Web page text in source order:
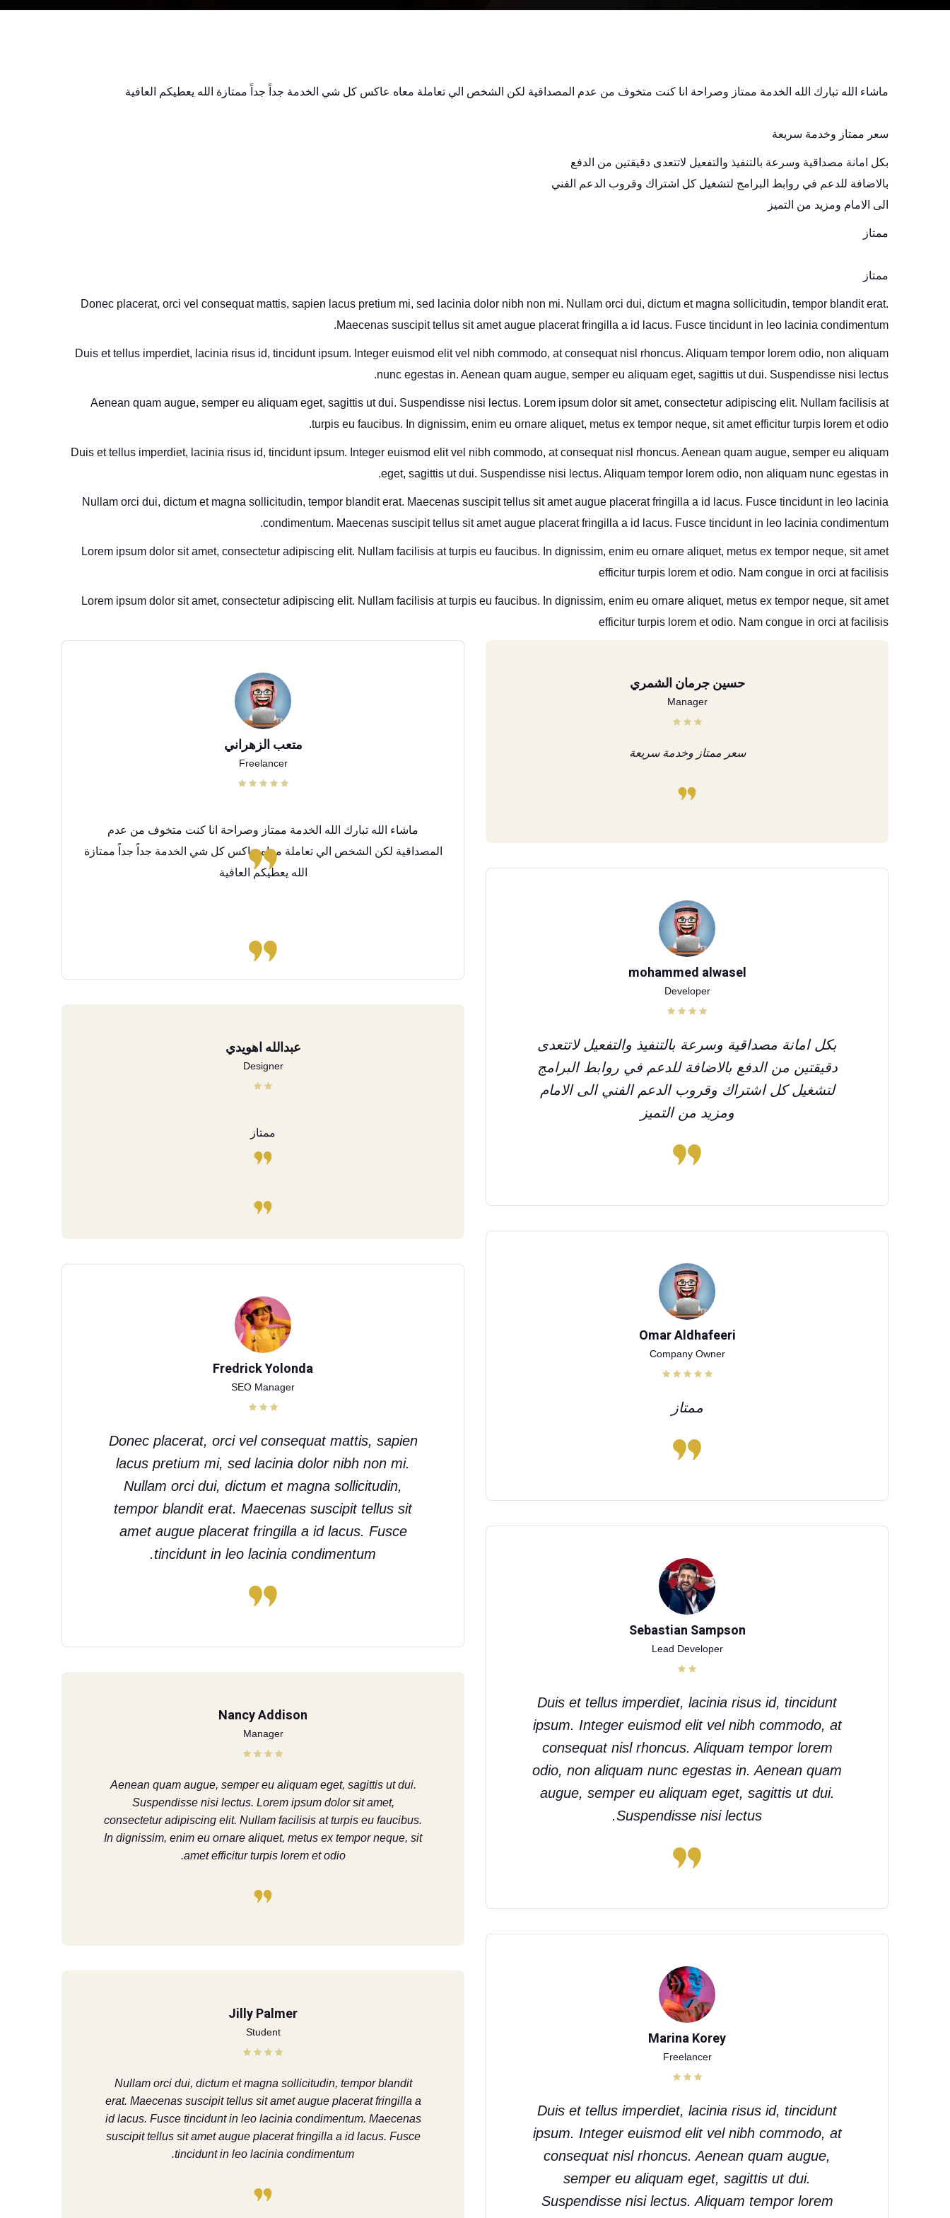
ماشاء الله تبارك الله الخدمة ممتاز وصراحة انا كنت متخوف من عدم المصداقية لكن الشخص الي تعاملة معاه عاكس كل شي الخدمة جداً جداً ممتازة الله يعطيكم العافية
سعر ممتاز وخدمة سريعة
بكل امانة مصداقية وسرعة بالتنفيذ والتفعيل لاتتعدى دقيقتين من الدفع
بالاضافة للدعم في روابط البرامج لتشغيل كل اشتراك وقروب الدعم الفني
الى الامام ومزيد من التميز
ممتاز
ممتاز
Donec placerat, orci vel consequat mattis, sapien lacus pretium mi, sed lacinia dolor nibh non mi. Nullam orci dui, dictum et magna sollicitudin, tempor blandit erat.
Maecenas suscipit tellus sit amet augue placerat fringilla a id lacus. Fusce tincidunt in leo lacinia condimentum.
Duis et tellus imperdiet, lacinia risus id, tincidunt ipsum. Integer euismod elit vel nibh commodo, at consequat nisl rhoncus. Aliquam tempor lorem odio, non aliquam
nunc egestas in. Aenean quam augue, semper eu aliquam eget, sagittis ut dui. Suspendisse nisi lectus.
Aenean quam augue, semper eu aliquam eget, sagittis ut dui. Suspendisse nisi lectus. Lorem ipsum dolor sit amet, consectetur adipiscing elit. Nullam facilisis at
turpis eu faucibus. In dignissim, enim eu ornare aliquet, metus ex tempor neque, sit amet efficitur turpis lorem et odio.
Duis et tellus imperdiet, lacinia risus id, tincidunt ipsum. Integer euismod elit vel nibh commodo, at consequat nisl rhoncus. Aenean quam augue, semper eu aliquam
eget, sagittis ut dui. Suspendisse nisi lectus. Aliquam tempor lorem odio, non aliquam nunc egestas in.
Nullam orci dui, dictum et magna sollicitudin, tempor blandit erat. Maecenas suscipit tellus sit amet augue placerat fringilla a id lacus. Fusce tincidunt in leo lacinia
condimentum. Maecenas suscipit tellus sit amet augue placerat fringilla a id lacus. Fusce tincidunt in leo lacinia condimentum.
Lorem ipsum dolor sit amet, consectetur adipiscing elit. Nullam facilisis at turpis eu faucibus. In dignissim, enim eu ornare aliquet, metus ex tempor neque, sit amet
efficitur turpis lorem et odio. Nam congue in orci at facilisis
Lorem ipsum dolor sit amet, consectetur adipiscing elit. Nullam facilisis at turpis eu faucibus. In dignissim, enim eu ornare aliquet, metus ex tempor neque, sit amet
efficitur turpis lorem et odio. Nam congue in orci at facilisis
متعب الزهراني
Freelancer
ماشاء الله تبارك الله الخدمة ممتاز وصراحة انا كنت متخوف من عدم
المصداقية لكن الشخص الي تعاملة معاه عاكس كل شي الخدمة جداً جداً ممتازة
الله يعطيكم العافية
حسين جرمان الشمري
Manager
سعر ممتاز وخدمة سريعة
mohammed alwasel
Developer
بكل امانة مصداقية وسرعة بالتنفيذ والتفعيل لاتتعدى
دقيقتين من الدفع بالاضافة للدعم في روابط البرامج
لتشغيل كل اشتراك وقروب الدعم الفني الى الامام
ومزيد من التميز
عبدالله اهويدي
Designer
ممتاز
Omar Aldhafeeri
Company Owner
ممتاز
Fredrick Yolonda
SEO Manager
Donec placerat, orci vel consequat mattis, sapien
lacus pretium mi, sed lacinia dolor nibh non mi.
Nullam orci dui, dictum et magna sollicitudin,
tempor blandit erat. Maecenas suscipit tellus sit
amet augue placerat fringilla a id lacus. Fusce
tincidunt in leo lacinia condimentum.
Sebastian Sampson
Lead Developer
Duis et tellus imperdiet, lacinia risus id, tincidunt
ipsum. Integer euismod elit vel nibh commodo, at
consequat nisl rhoncus. Aliquam tempor lorem
odio, non aliquam nunc egestas in. Aenean quam
augue, semper eu aliquam eget, sagittis ut dui.
Suspendisse nisi lectus.
Nancy Addison
Manager
Aenean quam augue, semper eu aliquam eget, sagittis ut dui.
Suspendisse nisi lectus. Lorem ipsum dolor sit amet,
consectetur adipiscing elit. Nullam facilisis at turpis eu faucibus.
In dignissim, enim eu ornare aliquet, metus ex tempor neque, sit
amet efficitur turpis lorem et odio.
Marina Korey
Freelancer
Duis et tellus imperdiet, lacinia risus id, tincidunt
ipsum. Integer euismod elit vel nibh commodo, at
consequat nisl rhoncus. Aenean quam augue,
semper eu aliquam eget, sagittis ut dui.
Suspendisse nisi lectus. Aliquam tempor lorem
Jilly Palmer
Student
Nullam orci dui, dictum et magna sollicitudin, tempor blandit
erat. Maecenas suscipit tellus sit amet augue placerat fringilla a
id lacus. Fusce tincidunt in leo lacinia condimentum. Maecenas
suscipit tellus sit amet augue placerat fringilla a id lacus. Fusce
tincidunt in leo lacinia condimentum.